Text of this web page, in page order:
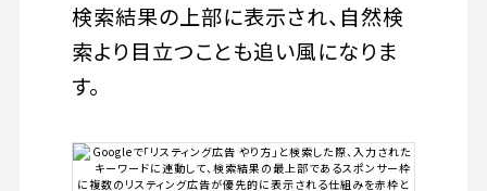
検索結果の上部に表示され、自然検
索より目立つことも追い風になりま
す。